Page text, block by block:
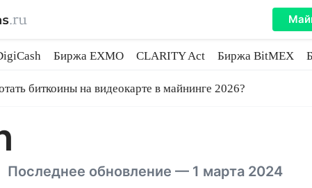
Биржа EXMO CLARITY Act Биржа BitMEX
биткоины на видеокарте в майнинге 2026?
Последнее обновление — 1 марта 2024